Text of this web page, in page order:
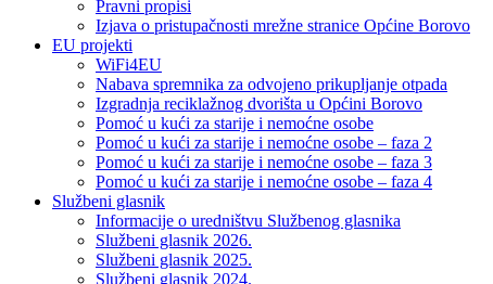
Pravni propisi
Izjava o pristupačnosti mrežne stranice Općine Borovo
EU projekti
WiFi4EU
Nabava spremnika za odvojeno prikupljanje otpada
Izgradnja reciklažnog dvorišta u Općini Borovo
Pomoć u kući za starije i nemoćne osobe
Pomoć u kući za starije i nemoćne osobe – faza 2
Pomoć u kući za starije i nemoćne osobe – faza 3
Pomoć u kući za starije i nemoćne osobe – faza 4
Službeni glasnik
Informacije o uredništvu Službenog glasnika
Službeni glasnik 2026.
Službeni glasnik 2025.
Službeni glasnik 2024.